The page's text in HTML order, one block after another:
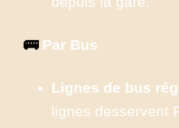
🚌 Par Bus
Lignes de bus
lignes desservent